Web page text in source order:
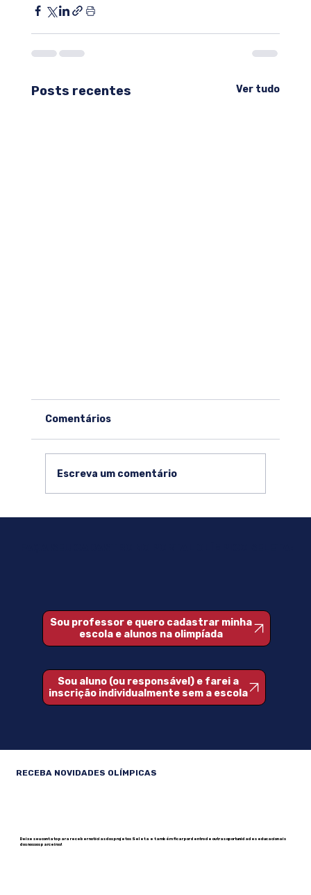
Posts recentes Ver tudo
Comentários
Escreva um comentário
Sou professor e quero cadastrar minha
escola e alunos na olimpíada
Sou aluno (ou responsável) e farei a
inscrição individualmente sem a escola
RECEBA NOVIDADES OLÍMPICAS
Deixe seu contato para receber notícias dos projetos Seleta e também ficar por dentro de outras oportunidades educacionais
dos nossos parceiros!